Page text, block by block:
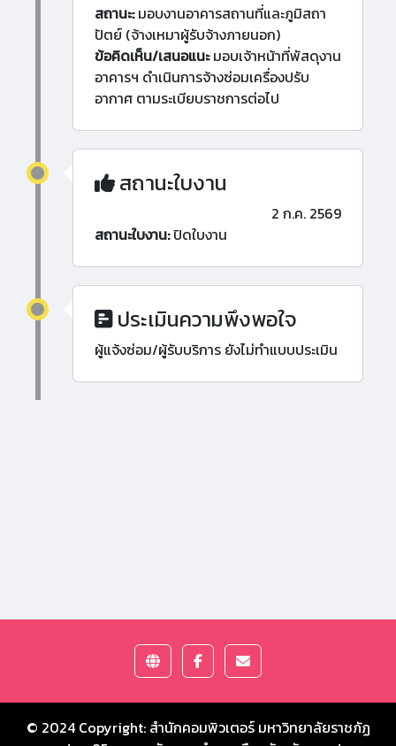
สถานะ:มอบงานอาคารสถานที่และภูมิสถา
ปัตย์ (จ้างเหมาผู้รับจ้างภายนอก)
ข้อคิดเห็น/เสนอแนะมอบเจ้าหน้าที่พัสดุงาน
อาคารฯ ดำเนินการจ้างซ่อมเครื่องปรับ
อากาศ ตามระเบียบราชการต่อไป
สถานะใบงาน
2 ก.ค. 2569
สถานะใบงาน:ปิดใบงาน
ประเมินความพึงพอใจ
ผู้แจ้งซ่อม/ผู้รับบริการ ยังไม่ทำแบบประเมิน
© 2024 Copyright: สำนักคอมพิวเตอร์ มหาวิทยาลัยราชภัฏ